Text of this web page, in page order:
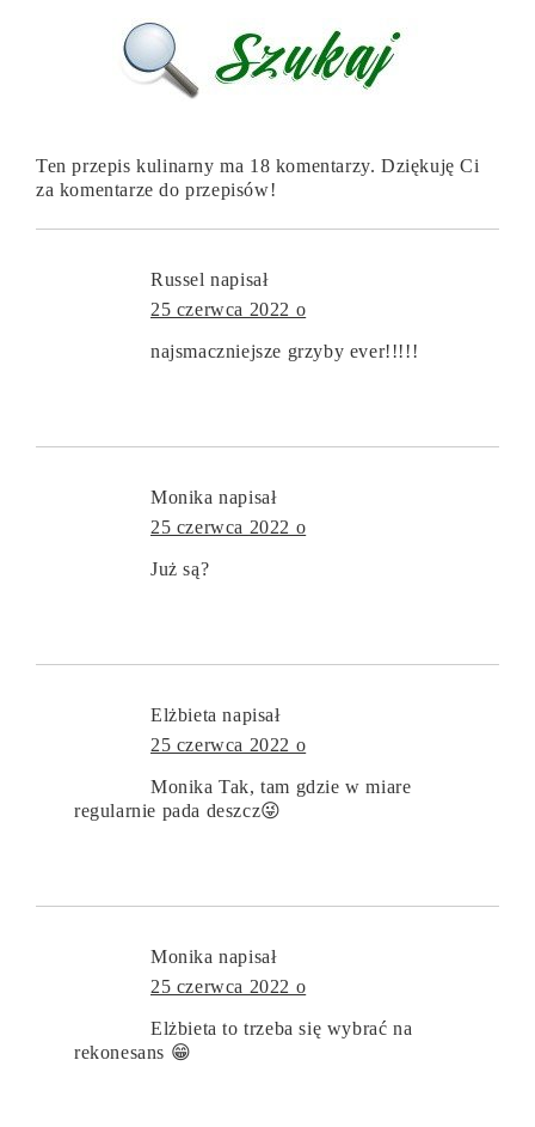
Ten przepis kulinarny ma 18 komentarzy. Dziękuję Ci
za komentarze do przepisów!
Russel napisał
25 czerwca 2022 o
najsmaczniejsze grzyby ever!!!!!
Monika napisał
25 czerwca 2022 o
Już są?
Elżbieta napisał
25 czerwca 2022 o
Monika Tak, tam gdzie w miare
regularnie pada deszcz😜
Monika napisał
25 czerwca 2022 o
Elżbieta to trzeba się wybrać na
rekonesans 😁